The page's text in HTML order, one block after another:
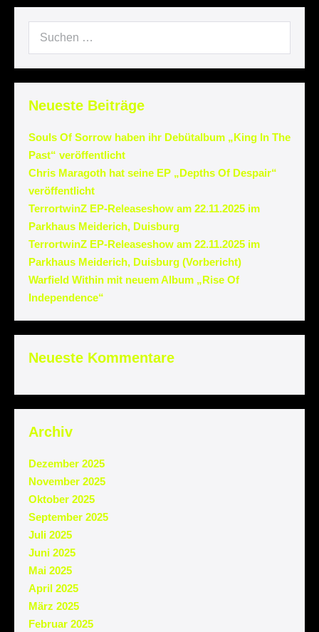
Neueste Beiträge
Souls Of Sorrow haben ihr Debütalbum „King In The
Past“ veröffentlicht
Chris Maragoth hat seine EP „Depths Of Despair“
veröffentlicht
TerrortwinZ EP-Releaseshow am 22.11.2025 im
Parkhaus Meiderich, Duisburg
TerrortwinZ EP-Releaseshow am 22.11.2025 im
Parkhaus Meiderich, Duisburg (Vorbericht)
Warfield Within mit neuem Album „Rise Of
Independence“
Neueste Kommentare
Archiv
Dezember 2025
November 2025
Oktober 2025
September 2025
Juli 2025
Juni 2025
Mai 2025
April 2025
März 2025
Februar 2025